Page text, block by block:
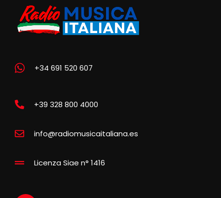
+34 691 520 607
+39 328 800 4000
info@radiomusicaitaliana.es
Licenza Siae n° 1416